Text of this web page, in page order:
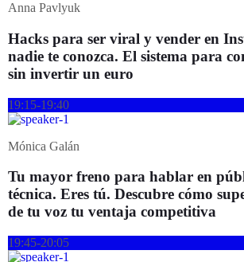
Anna Pavlyuk
Hacks para ser viral y vender en
nadie te conozca. El sistema para
sin invertir un euro
19:15-19:40
Mónica Galán
Tu mayor freno para hablar en
técnica. Eres tú. Descubre cómo
de tu voz tu ventaja competitiva
19:45-20:05